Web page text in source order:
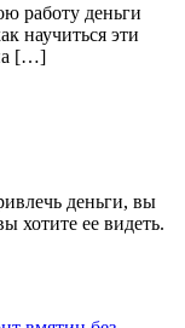
работу деньги
научиться эти
[…]
деньги, вы
хотите ее видеть.